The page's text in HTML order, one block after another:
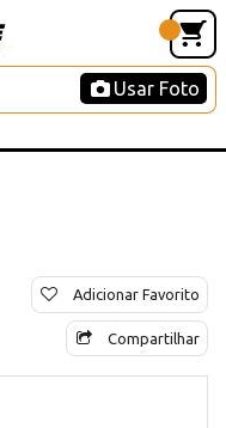
Usar Foto
Adicionar Favorito
Compartilhar